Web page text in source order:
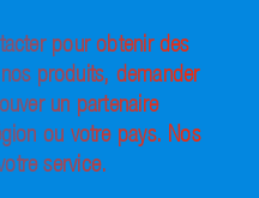
pour obtenir des
nos produits, demander
un partenaire
ou votre pays. Nos
service.